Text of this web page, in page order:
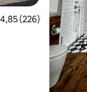
4,85 (226)